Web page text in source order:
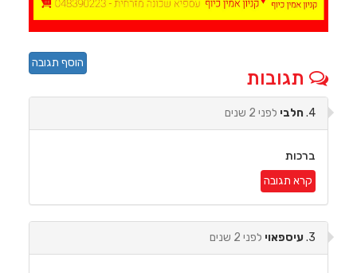
תגובות
הוסף תגובה
חלבילפני 2 שנים
ברכות
קרא תגובה
עיספאוילפני 2 שנים